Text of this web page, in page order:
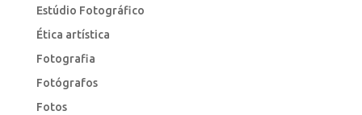
Estúdio Fotográfico
Ética artística
Fotografia
Fotógrafos
Fotos